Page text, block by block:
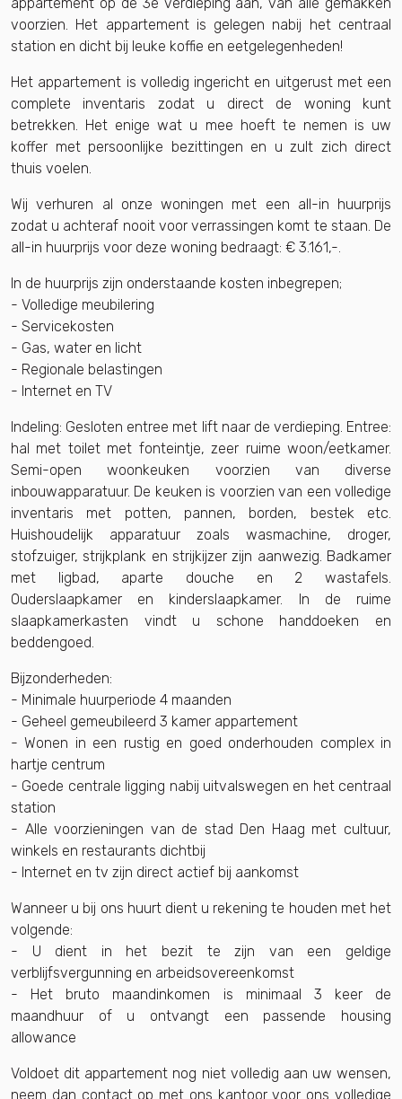
voorzien. Het appartement is gelegen nabij het centraal
station en dicht bij leuke koffie en eetgelegenheden!
Het appartement is volledig ingericht en uitgerust met een
complete inventaris zodat u direct de woning kunt
betrekken. Het enige wat u mee hoeft te nemen is uw
koffer met persoonlijke bezittingen en u zult zich direct
thuis voelen.
Wij verhuren al onze woningen met een all-in huurprijs
zodat u achteraf nooit voor verrassingen komt te staan. De
all-in huurprijs voor deze woning bedraagt: € 3.161,-.
In de huurprijs zijn onderstaande kosten inbegrepen;
- Volledige meubilering
- Servicekosten
- Gas, water en licht
- Regionale belastingen
- Internet en TV
Indeling: Gesloten entree met lift naar de verdieping. Entree:
hal met toilet met fonteintje, zeer ruime woon/eetkamer.
Semi-open woonkeuken voorzien van diverse
inbouwapparatuur. De keuken is voorzien van een volledige
inventaris met potten, pannen, borden, bestek etc.
Huishoudelijk apparatuur zoals wasmachine, droger,
stofzuiger, strijkplank en strijkijzer zijn aanwezig. Badkamer
met ligbad, aparte douche en 2 wastafels.
Ouderslaapkamer en kinderslaapkamer. In de ruime
slaapkamerkasten vindt u schone handdoeken en
beddengoed.
Bijzonderheden:
- Minimale huurperiode 4 maanden
- Geheel gemeubileerd 3 kamer appartement
- Wonen in een rustig en goed onderhouden complex in
hartje centrum
- Goede centrale ligging nabij uitvalswegen en het centraal
station
- Alle voorzieningen van de stad Den Haag met cultuur,
winkels en restaurants dichtbij
- Internet en tv zijn direct actief bij aankomst
Wanneer u bij ons huurt dient u rekening te houden met het
volgende:
- U dient in het bezit te zijn van een geldige
verblijfsvergunning en arbeidsovereenkomst
- Het bruto maandinkomen is minimaal 3 keer de
maandhuur of u ontvangt een passende housing
allowance
Voldoet dit appartement nog niet volledig aan uw wensen,
neem dan contact op met ons kantoor voor ons volledige